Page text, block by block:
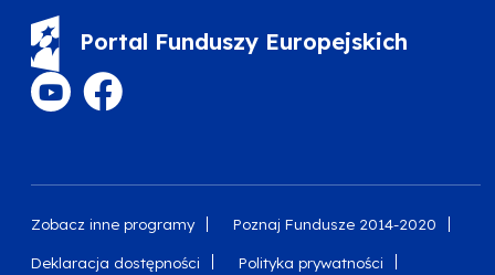
Portal Funduszy Europejskich
Zobacz inne programy Poznaj Fundusze 2014-2020
Deklaracja dostępności Polityka prywatności